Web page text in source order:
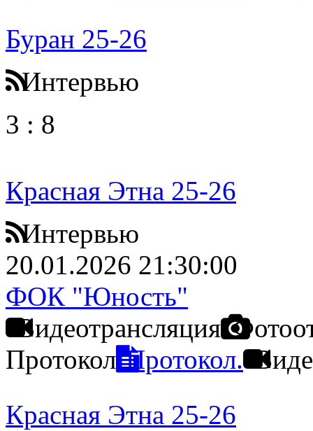
Буран 25-26
Интервью
3 : 8
Красная Этна 25-26
Интервью
20.01.2026 21:30:00
ФОК "Юность"
Видеотрансляция
Протокол Протокол.
Красная Этна 25-26